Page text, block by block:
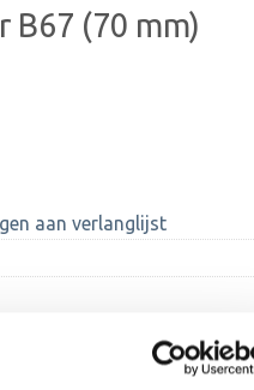
B67 (70 mm)
aan verlanglijst